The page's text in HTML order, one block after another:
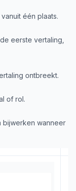
één plaats.
eerste vertaling,
ontbreekt.
of rol.
bijwerken wanneer